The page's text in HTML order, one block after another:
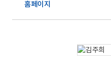
홈페이지